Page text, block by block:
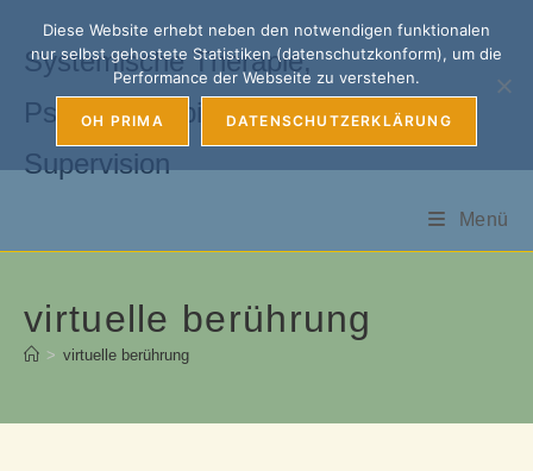
springen
Systemische Therapie,
Psychotherapie, Coaching &
Supervision
Menü
virtuelle berührung
> virtuelle berührung
Diese Website erhebt neben den notwendigen funktionalen
nur selbst gehostete Statistiken (datenschutzkonform), um die
Performance der Webseite zu verstehen.
OH PRIMA DATENSCHUTZERKLÄRUNG